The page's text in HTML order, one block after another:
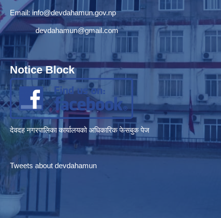
Email: info@devdahamun.gov.np
devdahamun@gmail.com
Notice Block
देवदह नगरपालिका कार्यालयको अधिकारिक फेसबुक पेज
Tweets about devdahamun